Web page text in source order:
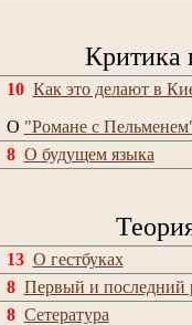
Критика
10 Как это делают в
О "Романе с
8 О будущем языка
13 О гестбуках
8 Первый и последний
8 Сетература